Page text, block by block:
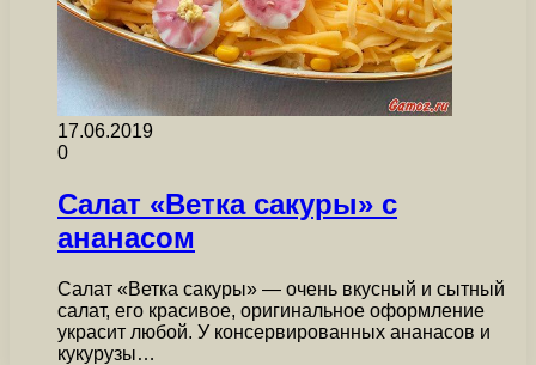
17.06.2019
0
Салат «Ветка сакуры» с
ананасом
Салат «Ветка сакуры» — очень вкусный и сытный
салат, его красивое, оригинальное оформление
украсит любой. У консервированных ананасов и
кукурузы…